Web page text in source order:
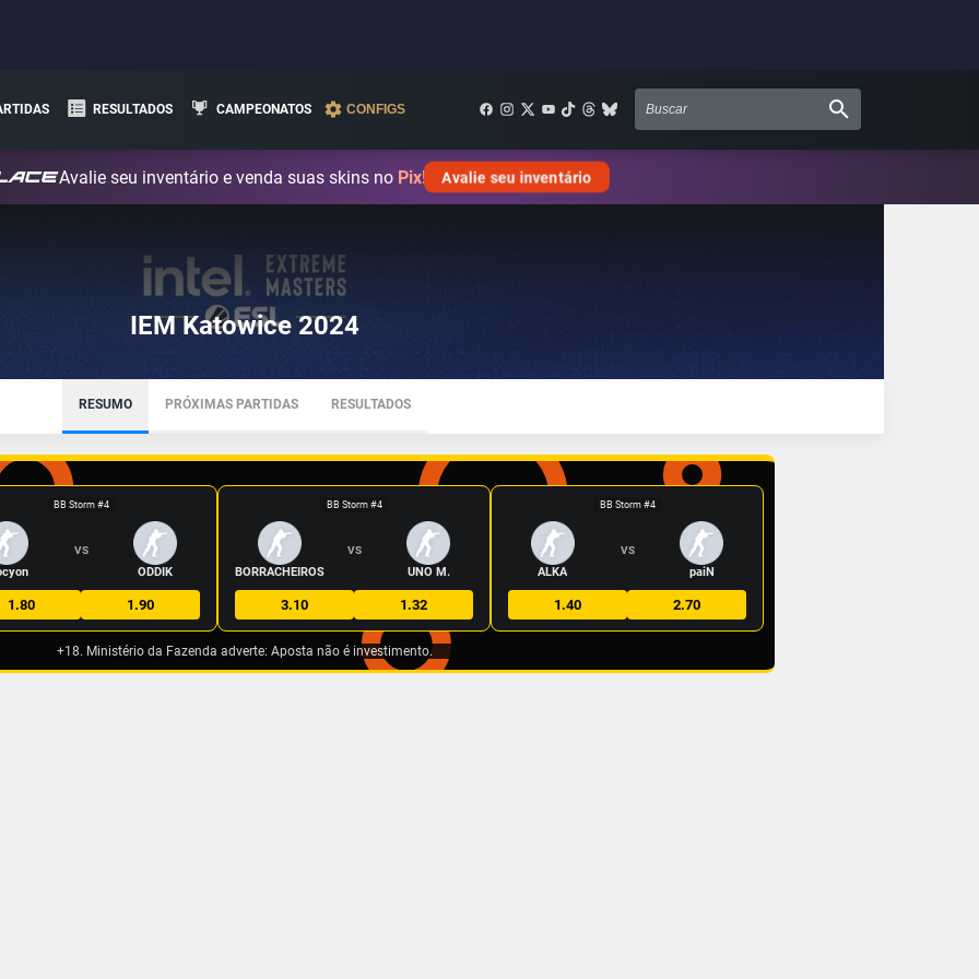
RESULTADOS CAMPEONATOS CONFIGS
Avalie seu inventário e venda suas skins no Pix! Avalie seu inventário
IEM Katowice 2024
RESUMO PRÓXIMAS PARTIDAS RESULTADOS
BB Storm #4
VS
ODDIK
1.80 1.90
BB Storm #4
BORRACHEIROS
VS
UNO M.
3.10 1.32
BB Storm #4
ALKA
VS
paiN
1.40 2.70
+18. Ministério da Fazenda adverte: Aposta não é investimento.